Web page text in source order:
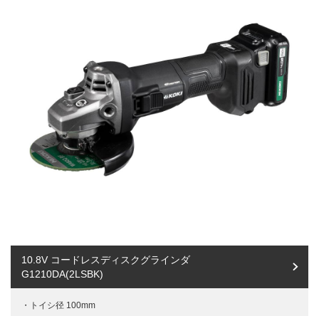
10.8V コードレスディスクグラインダ
G1210DA(2LSBK)
トイシ径 100mm